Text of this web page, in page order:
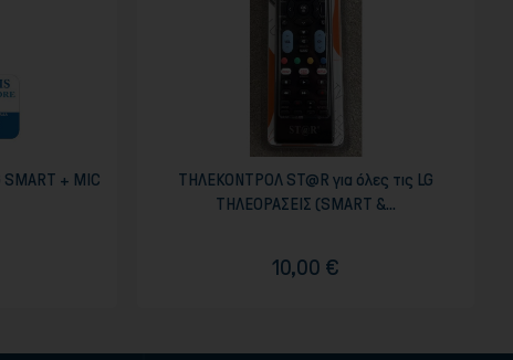
+ MIC
ΤΗΛΕΚΟΝΤΡΟΛ ST@R για όλες τις LG
ΤΗΛΕΟΡΑΣΕΙΣ (SMART &...
10,00 €